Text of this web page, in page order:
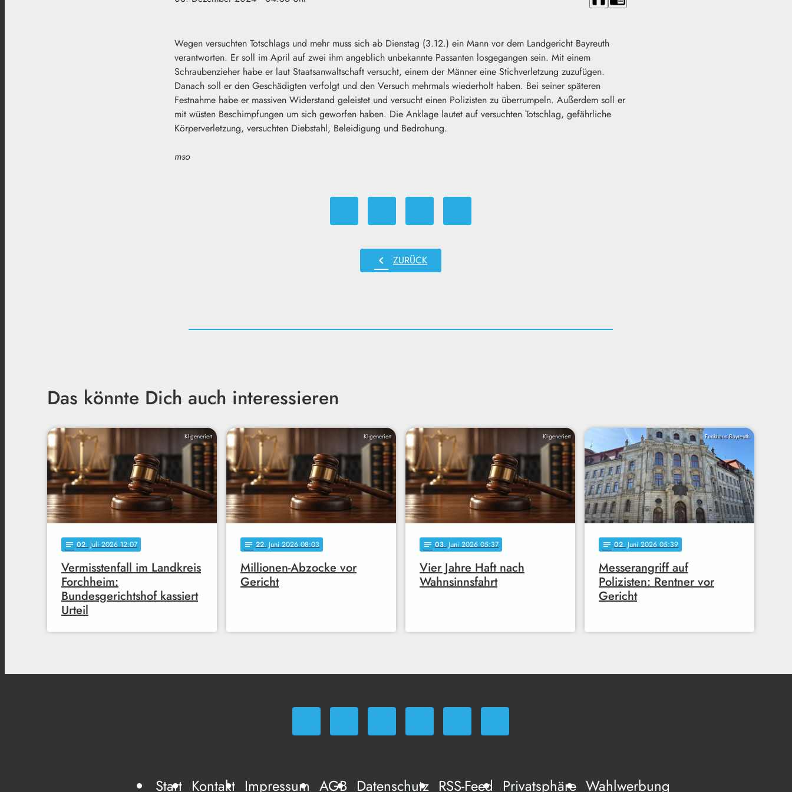
Wegen versuchten Totschlags und mehr muss sich ab Dienstag (3.12.) ein Mann vor dem Landgericht Bayreuth
verantworten. Er soll im April auf zwei ihm angeblich unbekannte Passanten losgegangen sein. Mit einem
Schraubenzieher habe er laut Staatsanwaltschaft versucht, einem der Männer eine Stichverletzung zuzufügen.
Danach soll er den Geschädigten verfolgt und den Versuch mehrmals wiederholt haben. Bei seiner späteren
Festnahme habe er massiven Widerstand geleistet und versucht einen Polizisten zu überrumpeln. Außerdem soll er
mit wüsten Beschimpfungen um sich geworfen haben. Die Anklage lautet auf versuchten Totschlag, gefährliche
Körperverletzung, versuchten Diebstahl, Beleidigung und Bedrohung.
mso
chevron_left ZURÜCK
Das könnte Dich auch interessieren
KI-generiert
notes 02. Juli 2026 12:07
Vermisstenfall im Landkreis
Forchheim:
Bundesgerichtshof kassiert
Urteil
KI-generiert
notes 22. Juni 2026 08:03
Millionen-Abzocke vor
Gericht
KI-generiert
notes 03. Juni 2026 05:37
Vier Jahre Haft nach
Wahnsinnsfahrt
Funkhaus Bayreuth
notes 02. Juni 2026 05:39
Messerangriff auf
Polizisten: Rentner vor
Gericht
Start Kontakt Impressum AGB Datenschutz RSS-Feed Privatsphäre Wahlwerbung